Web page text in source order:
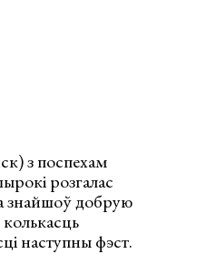
з поспехам
розгалас
знайшоў добрую
наступны фэст.